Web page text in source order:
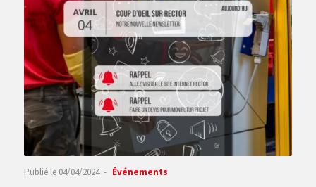
Publié le 04/04/2024 Événements